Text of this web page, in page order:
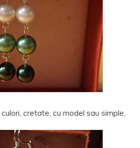
cretate, cu model sau simple.